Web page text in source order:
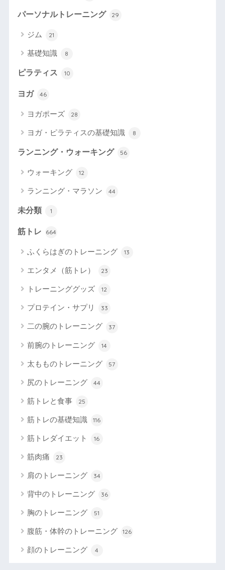
パーソナルトレーニング 29
ジム 21
基礎知識 8
ピラティス 10
ヨガ 46
ヨガポーズ 28
ヨガ・ピラティスの基礎知識 8
ランニング・ウォーキング 56
ウォーキング 12
ランニング・マラソン 44
未分類 1
筋トレ 664
ふくらはぎのトレーニング 13
エンタメ（筋トレ） 23
トレーニンググッズ 12
プロテイン・サプリ 33
二の腕のトレーニング 37
前腕のトレーニング 14
太もものトレーニング 57
尻のトレーニング 44
筋トレと食事 25
筋トレの基礎知識 116
筋トレダイエット 16
筋肉痛 23
肩のトレーニング 34
背中のトレーニング 36
胸のトレーニング 51
腹筋・体幹のトレーニング 126
顔のトレーニング 4